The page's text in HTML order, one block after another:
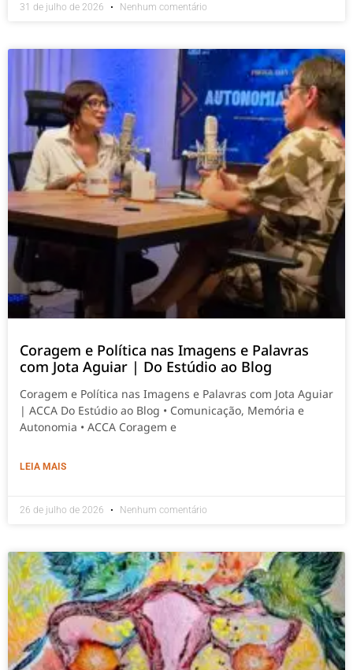
31 de julho de 2026 Nenhum comentário
Coragem e Política nas Imagens e Palavras
com Jota Aguiar | Do Estúdio ao Blog
Coragem e Política nas Imagens e Palavras com Jota Aguiar
| ACCA Do Estúdio ao Blog • Comunicação, Memória e
Autonomia • ACCA Coragem e
LEIA MAIS
26 de julho de 2026 Nenhum comentário